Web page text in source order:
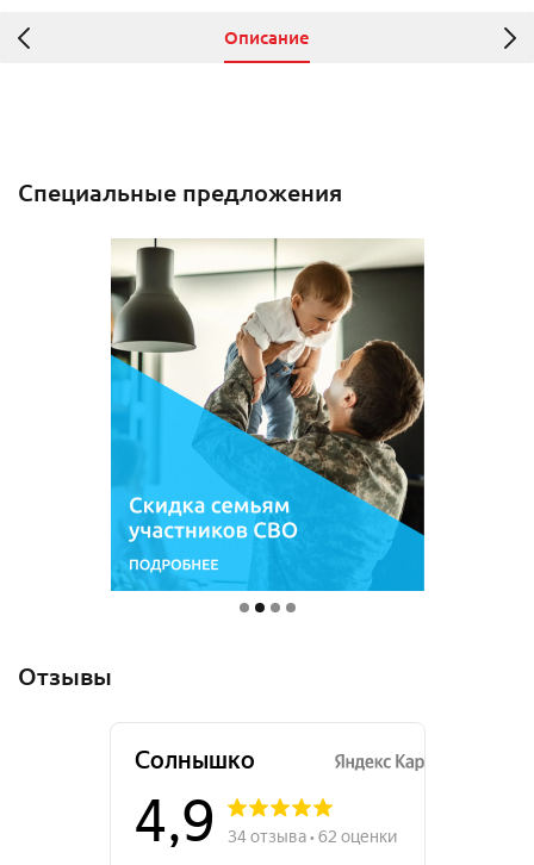
Описание
Специальные предложения
Отзывы